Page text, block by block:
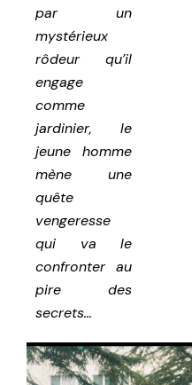
par un
mystérieux
rôdeur qu’il
engage
comme
jardinier, le
jeune homme
mène une
quête
vengeresse
qui va le
confronter au
pire des
secrets…